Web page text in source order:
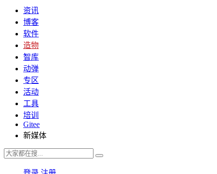
资讯
博客
软件
造物
智库
动弹
专区
活动
工具
培训
Gitee
新媒体